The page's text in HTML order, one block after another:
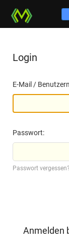
Login
E-Mail /
Passwort:
Passwort vergessen?
Anmelden